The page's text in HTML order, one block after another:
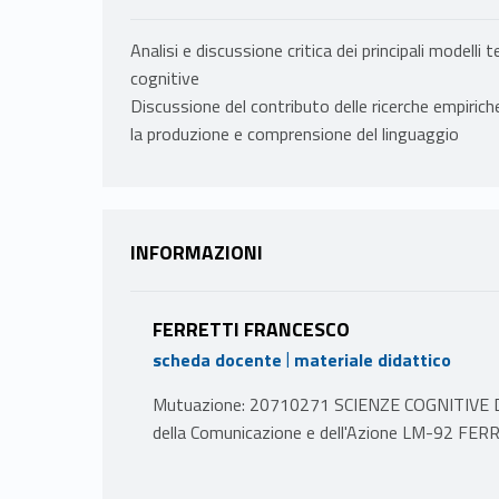
Analisi e discussione critica dei principali modelli
cognitive
Discussione del contributo delle ricerche
la produzione e comprensione del linguaggio
INFORMAZIONI
FERRETTI FRANCESCO
scheda docente | materiale didattico
Mutuazione: 20710271 SCIENZE
della Comunicazione e dell'Azione LM-92